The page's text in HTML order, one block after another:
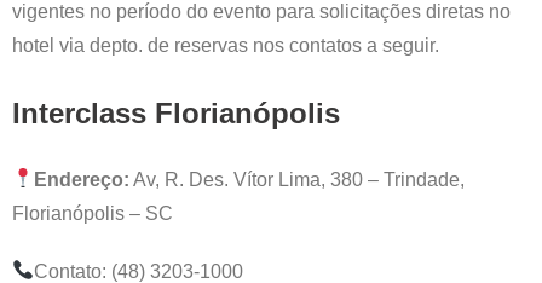
vigentes no período do evento para solicitações diretas no
hotel via depto. de reservas nos contatos a seguir.
Interclass Florianópolis
Endereço: Av, R. Des. Vítor Lima, 380 – Trindade,
Florianópolis – SC
Contato: (48) 3203-1000